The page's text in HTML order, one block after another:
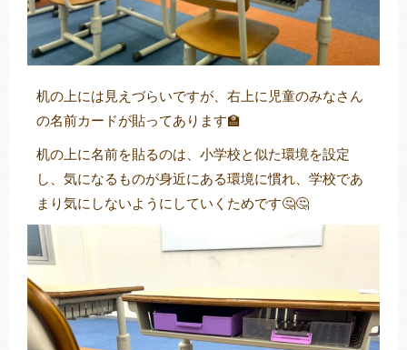
机の上には見えづらいですが、右上に児童のみなさん
の名前カードが貼ってあります🏫
机の上に名前を貼るのは、小学校と似た環境を設定
し、気になるものが身近にある環境に慣れ、学校であ
まり気にしないようにしていくためです🤔🤔